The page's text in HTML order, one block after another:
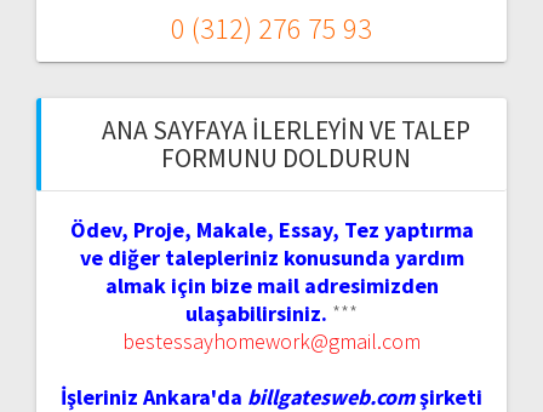
0 (312) 276 75 93
ANA SAYFAYA İLERLEYIN VE TALEP
FORMUNU DOLDURUN
Ödev, Proje, Makale, Essay, Tez yaptırma
ve diğer talepleriniz konusunda yardım
almak için bize mail adresimizden
ulaşabilirsiniz. ***
bestessayhomework@gmail.com
İşleriniz Ankara'da billgatesweb.comşirketi